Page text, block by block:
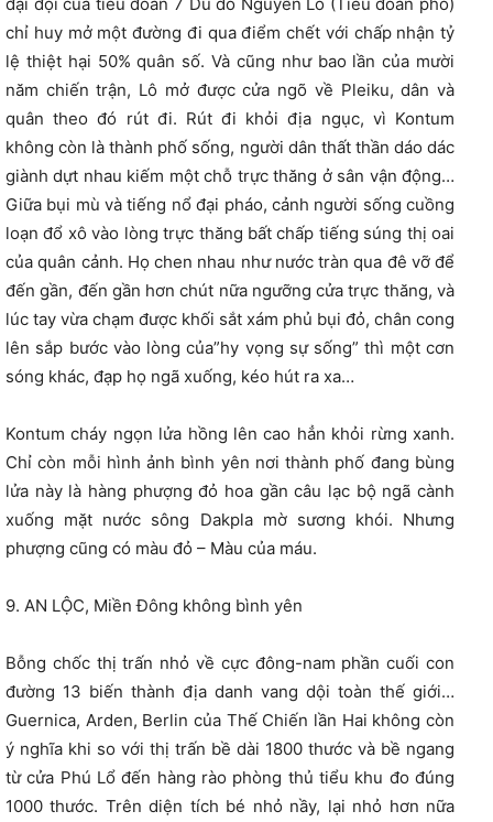
chỉ huy mở một đường đi qua điểm chết với chấp nhận tỷ
lệ thiệt hại 50% quân số. Và cũng như bao lần của mười
năm chiến trận, Lô mở được cửa ngõ về Pleiku, dân và
quân theo đó rút đi. Rút đi khỏi địa ngục, vì Kontum
không còn là thành phố sống, người dân thất thần dáo dác
giành dựt nhau kiếm một chỗ trực thăng ở sân vận động…
Giữa bụi mù và tiếng nổ đại pháo, cảnh người sống cuồng
loạn đổ xô vào lòng trực thăng bất chấp tiếng súng thị oai
của quân cảnh. Họ chen nhau như nước tràn qua đê vỡ để
đến gần, đến gần hơn chút nữa ngưỡng cửa trực thăng, và
lúc tay vừa chạm được khối sắt xám phủ bụi đỏ, chân cong
lên sắp bước vào lòng của”hy vọng sự sống” thì một cơn
sóng khác, đạp họ ngã xuống, kéo hút ra xa…
Kontum cháy ngọn lửa hồng lên cao hẳn khỏi rừng xanh.
Chỉ còn mỗi hình ảnh bình yên nơi thành phố đang bùng
lửa này là hàng phượng đỏ hoa gần câu lạc bộ ngã cành
xuống mặt nước sông Dakpla mờ sương khói. Nhưng
phượng cũng có màu đỏ – Màu của máu.
9. AN LỘC, Miền Đông không bình yên
Bỗng chốc thị trấn nhỏ về cực đông-nam phần cuối con
đường 13 biến thành địa danh vang dội toàn thế giới…
Guernica, Arden, Berlin của Thế Chiến lần Hai không còn
ý nghĩa khi so với thị trấn bề dài 1800 thước và bề ngang
từ cửa Phú Lổ đến hàng rào phòng thủ tiểu khu đo đúng
1000 thước. Trên diện tích bé nhỏ nầy, lại nhỏ hơn nữa